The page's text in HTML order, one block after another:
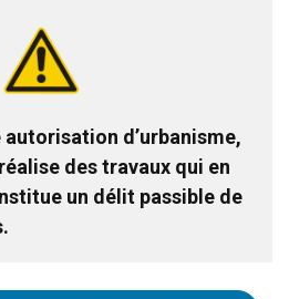
d’urbanisme,
des travaux qui en
un délit passible de